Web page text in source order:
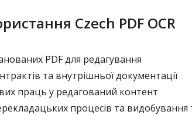
Czech PDF OCR
PDF для редагування
та внутрішньої документації
праць у редагований контент
процесів та видобування